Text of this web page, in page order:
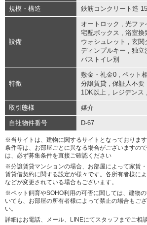
規模・構造 鉄筋コンクリート造
設備
オートロック , 光ファ
宅配ボックス , 浴室換
ウォシュレット , 玄関
ディンプルキー , 独立
バストイレ別
特徴
敷金・礼金0 , ペット
分譲賃貸 , 保証人不要
1DK以上 , レジデンス ,
取引態様 媒介
自社物件番号 D-67
※当サイトは、建物に関するサイトとなっております
条件等は、お部屋ごとに異なる場合がございますの
は、必ず募集条件を直接ご確認ください
※分譲賃貸マンションの場合、お部屋によって家賃
賃貸借契約に関する設定が様々です。各所有者様に
などが変更されている場合もございます。
※ペット飼育やSOHO利用の可否に関しては、建物
いても、お部屋の所有者様によって禁止の場合もご
い。
詳細はお電話、メール、LINEにてスタッフまでご相談